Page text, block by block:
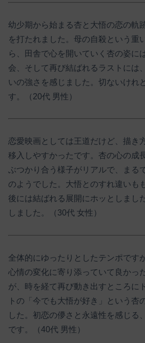
幼少期から始まる杏と大悟の恋の軌
を打たれました。母の自殺という重
ら、田舎で心を開いていく杏の姿に
会、そして再び結ばれるラストには
いの強さを感じました。切ないけれ
す。（20代 男性）
恋愛映画としては王道だけど、描き
移入しやすかったです。杏の心の成
ぶつかり合う様子がリアルで、まる
のようでした。大悟とのすれ違いも
後には結ばれる展開にホッとしまし
しました。（30代 女性）
全体的にゆったりとしたテンポです
心情の変化に寄り添っていて良かっ
が、時を経て再び動き出すところに
トの「今でも大悟が好き」という杏
した。初恋の儚さと永遠性を感じる
です。（40代 男性）